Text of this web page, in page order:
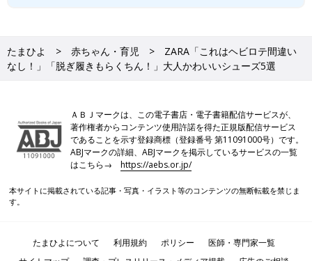
(文・水川ちさ)
●記事内容でご紹介している投稿、リンク先は、削除される場合
す。
●記事内の価格はすべて税込み、2026年5月時点のものです。
たまひよ 赤ちゃん・育児
ZARA「これはヘビロテ間違い
なし！」「脱ぎ履きもらくちん！」大人かわいいシューズ5選
ＡＢＪマークは、この電子書店・電子書籍配信サービスが、
著作権者からコンテンツ使用許諾を得た正規版配信サービス
であることを示す登録商標（登録番号 第11091000号）です。
ABJマークの詳細、ABJマークを掲示しているサービスの一覧
はこちら→https://aebs.or.jp/
本サイトに掲載されている記事・写真・イラスト等のコンテンツの無断転載を禁じま
す。
たまひよについて 利用規約 ポリシー
医師・専門家一覧